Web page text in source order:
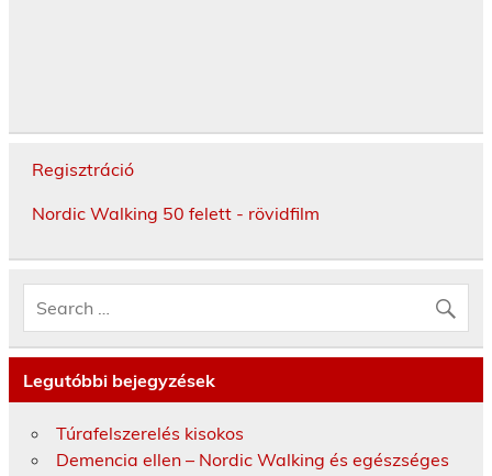
Regisztráció
Nordic Walking 50 felett - rövidfilm
Legutóbbi bejegyzések
Túrafelszerelés kisokos
Demencia ellen – Nordic Walking és egészséges